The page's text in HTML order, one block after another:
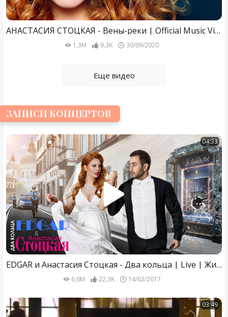
АНАСТАСИЯ СТОЦКАЯ - Вены-реки | Official Music Video | 2003 | 12+
1,3M 9,3K 30/09/2020
Еще видео
ЗАПИСИ КОНЦЕРТОВ
04:33
EDGAR и Анастасия Стоцкая - Два кольца | Live | Живое выступление | Tashi Show в Кремле
6,0M 22,3K 14/02/2017
03:49